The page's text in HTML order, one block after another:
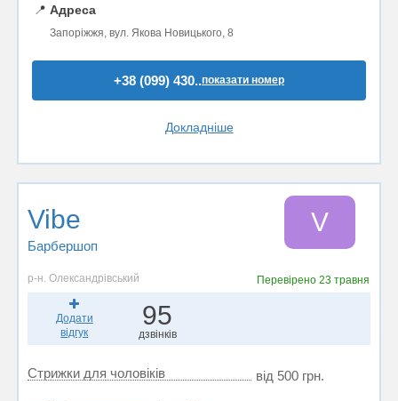
📍 Адреса
Запоріжжя, вул. Якова Новицького, 8
+38 (099) 430..показати номер
Докладніше
Vibe
Барбершоп
V
р-н. Олександрівський Перевірено23 травня
Додати
відгук
95
дзвінків
Стрижки для чоловіків від 500 грн.